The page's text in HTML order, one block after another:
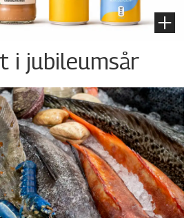
i jubileumsår